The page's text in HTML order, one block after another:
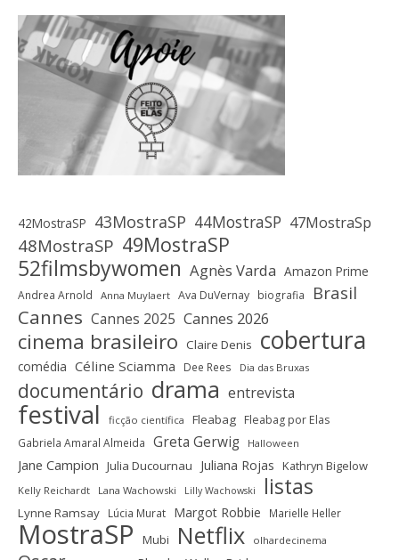
42MostraSP 43MostraSP 44MostraSP 47MostraSp
48MostraSP 49MostraSP
52filmsbywomen Agnès Varda Amazon Prime
Andrea Arnold Anna Muylaert Ava DuVernay biografia Brasil
Cannes Cannes 2025 Cannes 2026
cinema brasileiro Claire Denis cobertura
comédia Céline Sciamma Dee Rees Dia das Bruxas
documentário drama entrevista
festival ficção científica Fleabag Fleabag por Elas
Gabriela Amaral Almeida Greta Gerwig Halloween
Jane Campion Julia Ducournau Juliana Rojas Kathryn Bigelow
Kelly Reichardt Lana Wachowski Lilly Wachowski listas
Lynne Ramsay Lúcia Murat Margot Robbie Marielle Heller
MostraSP Mubi Netflix olhardecinema